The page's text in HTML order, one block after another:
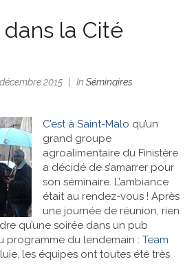
Soirées
Autres
L’agence
Insularis
Actualités
Références
Contact
la Cité
2015 In Séminaires
C’est à Saint-Malo qu’un
grand groupe
agroalimentaire du Finistère
a décidé de s’amarrer pour
son séminaire. L’ambiance
était au rendez-vous ! Après
une journée de réunion, rien
qu’une soirée dans un pub
programme du lendemain : Team
les équipes ont toutes été très